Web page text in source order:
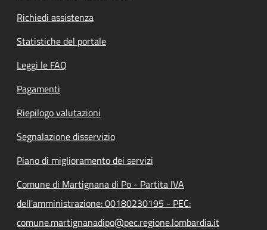
Richiedi assistenza
Statistiche del portale
Leggi le FAQ
Pagamenti
Riepilogo valutazioni
Segnalazione disservizio
Piano di miglioramento dei servizi
Comune di Martignana di Po - Partita IVA
dell'amministrazione: 00180230195 - PEC:
comune.martignanadipo@pec.regione.lombardia.it